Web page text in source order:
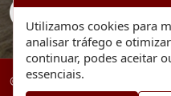
© 2026 Auto RC Pecas.
Utilizamos cookies para
analisar tráfego e
continuar, podes aceitar
essenciais.